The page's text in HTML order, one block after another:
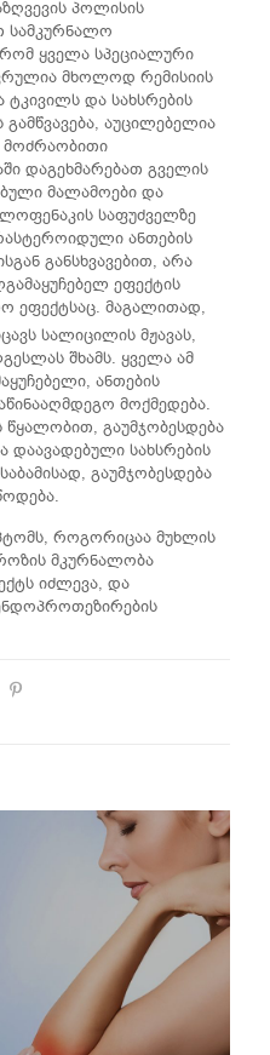
პოლისის
სამკურნალო
ყველა სპეციალური
მხოლოდ რემისიის
და სახსრების
აუცილებელია
მოძრაობითი
დაგეხმარებათ გველის
მალამოები და
საფუძველზე
ანთების
განსხვავებით, არა
ეფექტის
ეფექტსაც. მაგალითად,
სალიცილის მჟავას,
შხამს. ყველა ამ
ანთების
მოქმედება.
წყალობით, გაუმჯობესდება
დაავადებული სახსრების
გაუმჯობესდება
როგორიცაა მუხლის
მკურნალობა
იძლევა, და